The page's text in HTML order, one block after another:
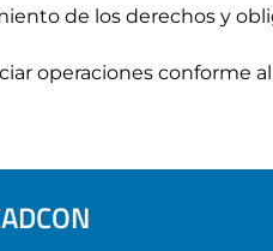
de los derechos y
operaciones conforme